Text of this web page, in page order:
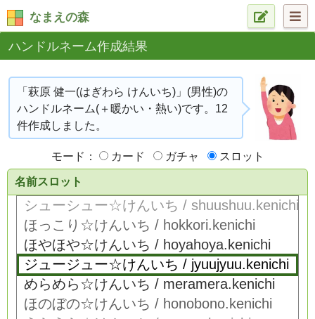
なまえの森
ハンドルネーム作成結果
「萩原 健一(はぎわら けんいち)」(男性)の
ハンドルネーム(＋暖かい・熱い)です。12
件作成しました。
モード： カード ガチャ スロット
名前スロット